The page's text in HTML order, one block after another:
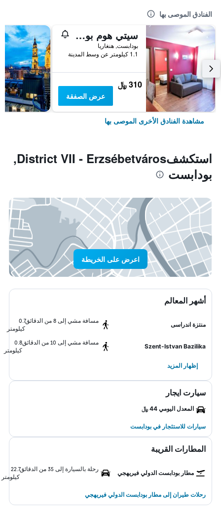
الفنادق الموصى بها
سيتي هوم بودابيست
بودابست, هنغاريا
1.1 كيلومتر عن وسط المدينة
310 ﷼
عرض الصفقة
مشاهدة الفنادق الأخرى الموصى بها
استكشفDistrict VII - Erzsébetváros,
بودابست
اعرض على الخريطة
أشهر المعالم
منتزة اندراسى
مسافة مشي إلى 8 من الدقائق
0.7
كيلومتر
Szent-Istvan Bazilika
مسافة مشي إلى 10 من الدقائق
0.8
كيلومتر
إظهار المزيد
سيارت ايجار
المعدل اليومي 44 ﷼
سيارات للاستئجار في بودابست
المطارات القريبة
مطار بودابست الدولي فيريهجي
رحلة بالسيارة إلى 35 من الدقائق
22.7
كيلومتر
رحلات طيران إلى مطار بودابست الدولي فيريهجي